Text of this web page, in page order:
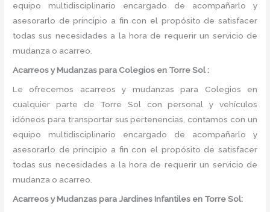
equipo multidisciplinario encargado de acompañarlo y
asesorarlo de principio a fin con el propósito de satisfacer
todas sus necesidades a la hora de requerir un servicio de
mudanza o acarreo.
Acarreos y Mudanzas para Colegios en Torre Sol :
Le ofrecemos acarreos y mudanzas para Colegios en
cualquier parte de Torre Sol con personal y vehículos
idóneos para transportar sus pertenencias, contamos con un
equipo multidisciplinario encargado de acompañarlo y
asesorarlo de principio a fin con el propósito de satisfacer
todas sus necesidades a la hora de requerir un servicio de
mudanza o acarreo.
Acarreos y Mudanzas para Jardines Infantiles en Torre Sol: